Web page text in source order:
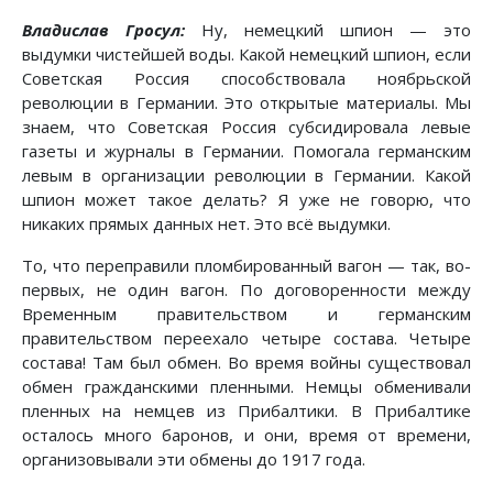
Владислав Гросул: Ну, немецкий шпион — это
выдумки чистейшей воды. Какой немецкий шпион, если
Советская Россия способствовала ноябрьской
революции в Германии. Это открытые материалы. Мы
знаем, что Советская Россия субсидировала левые
газеты и журналы в Германии. Помогала германским
левым в организации революции в Германии. Какой
шпион может такое делать? Я уже не говорю, что
никаких прямых данных нет. Это всё выдумки.
То, что переправили пломбированный вагон — так, во-
первых, не один вагон. По договоренности между
Временным правительством и германским
правительством переехало четыре состава. Четыре
состава! Там был обмен. Во время войны существовал
обмен гражданскими пленными. Немцы обменивали
пленных на немцев из Прибалтики. В Прибалтике
осталось много баронов, и они, время от времени,
организовывали эти обмены до 1917 года.